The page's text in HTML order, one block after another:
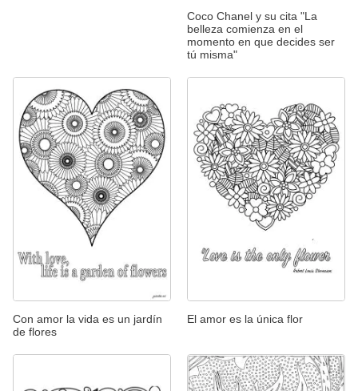
Coco Chanel y su cita "La
belleza comienza en el
momento en que decides ser
tú misma"
Con amor la vida es un jardín
de flores
El amor es la única flor